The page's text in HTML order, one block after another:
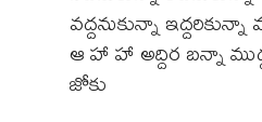
వద్దనుకున్నా
ఆ హా హా అద్దిర బన్నా
జోకు